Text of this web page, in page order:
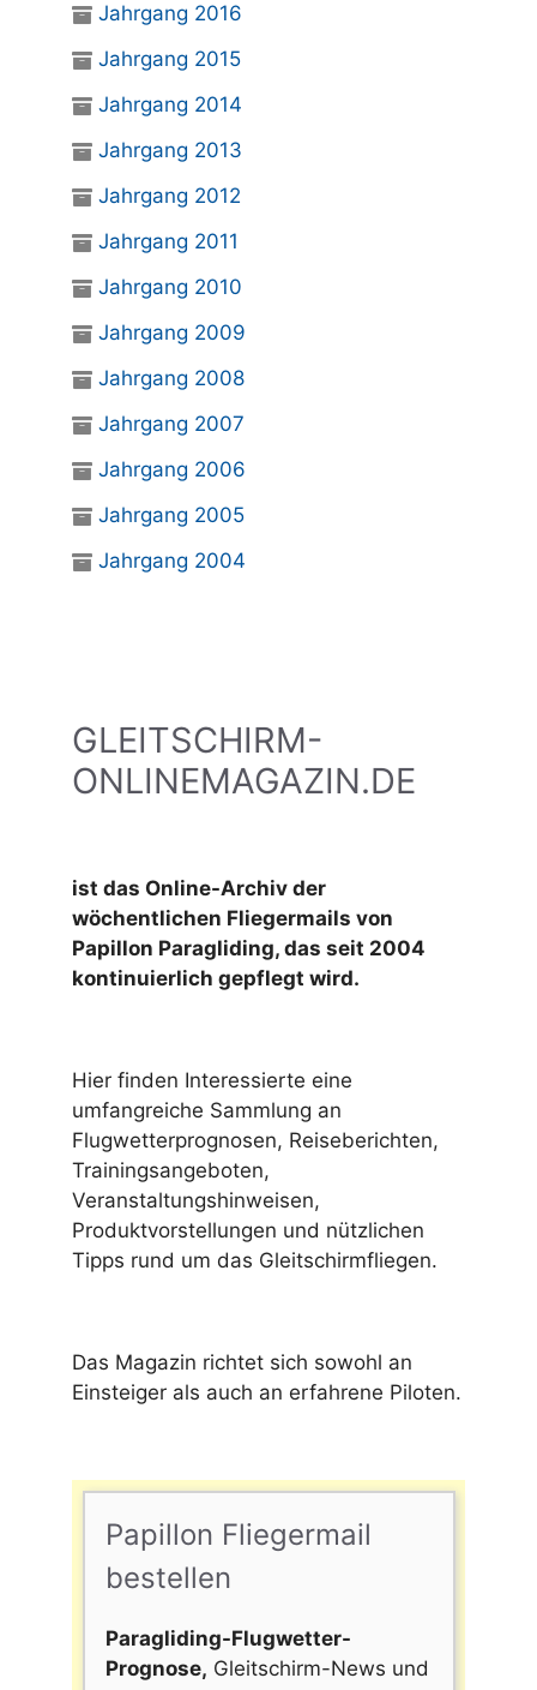
Jahrgang 2016
Jahrgang 2015
Jahrgang 2014
Jahrgang 2013
Jahrgang 2012
Jahrgang 2011
Jahrgang 2010
Jahrgang 2009
Jahrgang 2008
Jahrgang 2007
Jahrgang 2006
Jahrgang 2005
Jahrgang 2004
GLEITSCHIRM-
ONLINEMAGAZIN.DE
ist das Online-Archiv der
wöchentlichen Fliegermails von
Papillon Paragliding, das seit 2004
kontinuierlich gepflegt wird.
Hier finden Interessierte eine
umfangreiche Sammlung an
Flugwetterprognosen, Reiseberichten,
Trainingsangeboten,
Veranstaltungshinweisen,
Produktvorstellungen und nützlichen
Tipps rund um das Gleitschirmfliegen.
Das Magazin richtet sich sowohl an
Einsteiger als auch an erfahrene Piloten.
Papillon Fliegermail
bestellen
Paragliding-Flugwetter-
Prognose, Gleitschirm-News und